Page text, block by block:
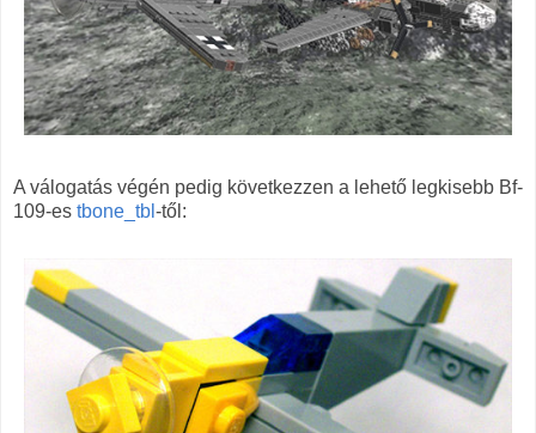
A válogatás végén pedig következzen a lehető legkisebb Bf-
109-es tbone_tbl -től: